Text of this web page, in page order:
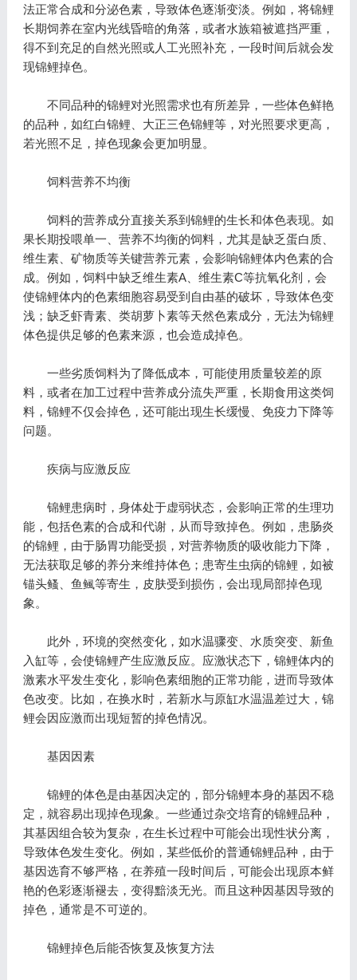
法正常合成和分泌色素，导致体色逐渐变淡。例如，将锦鲤
长期饲养在室内光线昏暗的角落，或者水族箱被遮挡严重，
得不到充足的自然光照或人工光照补充，一段时间后就会发
现锦鲤掉色。
不同品种的锦鲤对光照需求也有所差异，一些体色鲜艳
的品种，如红白锦鲤、大正三色锦鲤等，对光照要求更高，
若光照不足，掉色现象会更加明显。
饲料营养不均衡
饲料的营养成分直接关系到锦鲤的生长和体色表现。如
果长期投喂单一、营养不均衡的饲料，尤其是缺乏蛋白质、
维生素、矿物质等关键营养元素，会影响锦鲤体内色素的合
成。例如，饲料中缺乏维生素A、维生素C等抗氧化剂，会
使锦鲤体内的色素细胞容易受到自由基的破坏，导致体色变
浅；缺乏虾青素、类胡萝卜素等天然色素成分，无法为锦鲤
体色提供足够的色素来源，也会造成掉色。
一些劣质饲料为了降低成本，可能使用质量较差的原
料，或者在加工过程中营养成分流失严重，长期食用这类饲
料，锦鲤不仅会掉色，还可能出现生长缓慢、免疫力下降等
问题。
疾病与应激反应
锦鲤患病时，身体处于虚弱状态，会影响正常的生理功
能，包括色素的合成和代谢，从而导致掉色。例如，患肠炎
的锦鲤，由于肠胃功能受损，对营养物质的吸收能力下降，
无法获取足够的养分来维持体色；患寄生虫病的锦鲤，如被
锚头鳋、鱼鲺等寄生，皮肤受到损伤，会出现局部掉色现
象。
此外，环境的突然变化，如水温骤变、水质突变、新鱼
入缸等，会使锦鲤产生应激反应。应激状态下，锦鲤体内的
激素水平发生变化，影响色素细胞的正常功能，进而导致体
色改变。比如，在换水时，若新水与原缸水温温差过大，锦
鲤会因应激而出现短暂的掉色情况。
基因因素
锦鲤的体色是由基因决定的，部分锦鲤本身的基因不稳
定，就容易出现掉色现象。一些通过杂交培育的锦鲤品种，
其基因组合较为复杂，在生长过程中可能会出现性状分离，
导致体色发生变化。例如，某些低价的普通锦鲤品种，由于
基因选育不够严格，在养殖一段时间后，可能会出现原本鲜
艳的色彩逐渐褪去，变得黯淡无光。而且这种因基因导致的
掉色，通常是不可逆的。
锦鲤掉色后能否恢复及恢复方法